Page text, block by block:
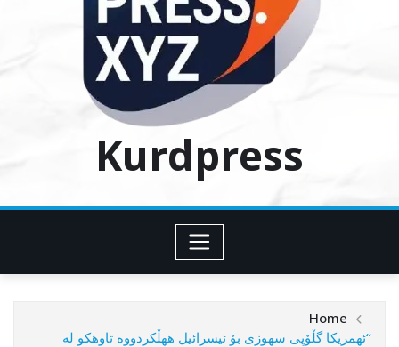
Kurdpress
Home
“ئهمریكا گڵۆپی سهوزی بۆ ئیسرائیل ههڵكردووه تاوهكو له